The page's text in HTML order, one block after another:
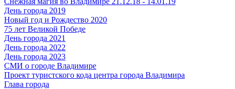
День города 2019
Новый год и Рождество 2020
75 лет Великой Победе
День города 2021
День города 2022
День города 2023
СМИ о городе Владимире
Проект туристского кода центра города Владимира
Глава города